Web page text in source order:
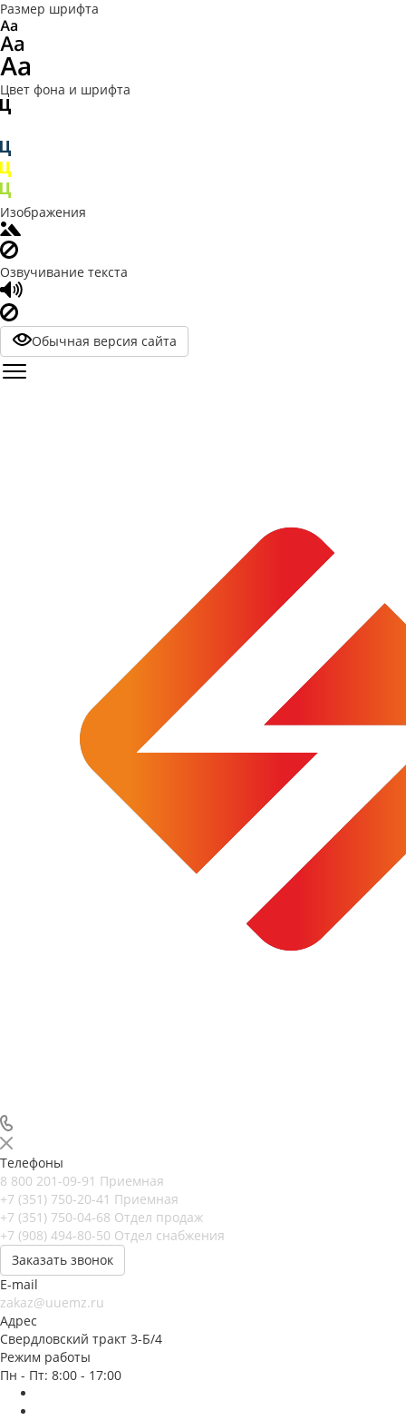
Размер шрифта
Цвет фона и шрифта
Изображения
Озвучивание текста
Обычная версия сайта
Телефоны
8 800 201-09-91 Приемная
+7 (351) 750-20-41 Приемная
+7 (351) 750-04-68 Отдел продаж
+7 (908) 494-80-50 Отдел снабжения
Заказать звонок
E-mail
zakaz@uuemz.ru
Адрес
Свердловский тракт 3-Б/4
Режим работы
Пн - Пт: 8:00 - 17:00